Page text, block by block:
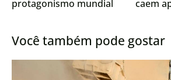
protagonismo mundial
caem
Você também pode gostar